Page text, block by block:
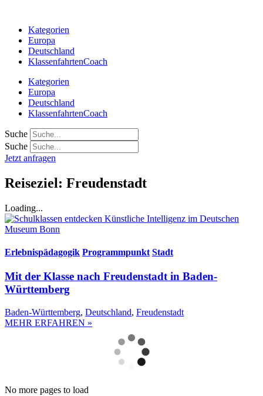
springenKategorien
Europa
Deutschland
KlassenfahrtenCoach
Kategorien
Europa
Deutschland
KlassenfahrtenCoach
Suche
Suche
Jetzt anfragen
Reiseziel: Freudenstadt
Loading...
Erlebnispädagogik Programmpunkt Stadt
Mit der Klasse nach Freudenstadt in Baden-
Württemberg
Baden-Württemberg, Deutschland, Freudenstadt
MEHR ERFAHREN »
No more pages to load